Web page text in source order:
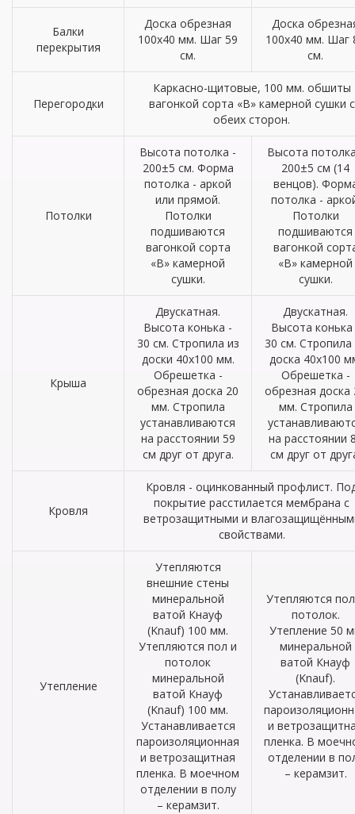
Балки
перекрытия
Доска обрезная
100х40 мм. Шаг 59
см.
Доска
100х40 мм. Шаг
см.
Перегородки
Каркасно-щитовые, 100 мм. обшиты
вагонкой сорта «В» камерной сушки с
обеих сторон.
Потолки
Высота потолка -
200±5 см. Форма
потолка - аркой
или прямой.
Потолки
подшиваются
вагонкой сорта
«В» камерной
сушки.
Высота
200±5 см (14
венцов).
потолка -
Потолки
подшиваются
вагонкой
«В» камерной
сушки.
Крыша
Двускатная.
Высота конька -
30 см. Стропила из
доски 40х100 мм.
Обрешетка -
обрезная доска 20
мм. Стропила
устанавливаются
на расстоянии 59
см друг от друга.
Двускатная.
Высота
30 см. Стропила
доска 40х100
Обрешетка -
обрезная доска
мм. Стропила
на расстоянии
см друг от
Кровля
Кровля - оцинкованный профлист.
покрытие расстилается мембрана с
ветрозащитными и
свойствами.
Утепление
Утепляются
внешние стены
минеральной
ватой Кнауф
(Knauf) 100 мм.
Утепляются пол и
потолок
минеральной
ватой Кнауф
(Knauf) 100 мм.
Устанавливается
пароизоляционная
и ветрозащитная
пленка. В моечном
отделении в полу
– керамзит.
Утепляются
потолок.
Утепление 50
минеральной
ватой Кнауф
(Knauf).
и
пленка. В
отделении в
– керамзит.